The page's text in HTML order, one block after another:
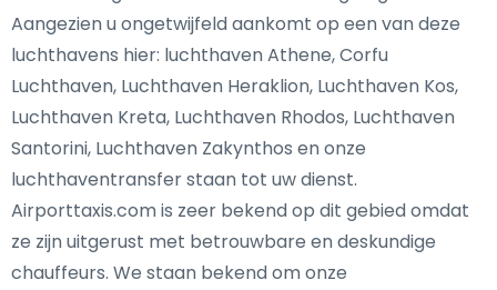
Aangezien u ongetwijfeld aankomt op een van deze
luchthavens hier: luchthaven Athene, Corfu
Luchthaven, Luchthaven Heraklion, Luchthaven Kos,
Luchthaven Kreta, Luchthaven Rhodos, Luchthaven
Santorini, Luchthaven Zakynthos en onze
luchthaventransfer staan tot uw dienst.
Airporttaxis.com is zeer bekend op dit gebied omdat
ze zijn uitgerust met betrouwbare en deskundige
chauffeurs. We staan bekend om onze